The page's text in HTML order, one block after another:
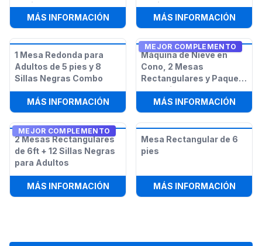
12 Sillas
MÁS INFORMACIÓN: PAQUETE MÁQUINA PARA
12 Sillas
MÁS INFORMACIÓN:
1 Mesa Redonda para
Adultos de 5 pies y 8
Sillas Negras Combo
MÁS INFORMACIÓN: 1 MESA REDONDA PARA
MEJOR COMPLEMENTO
Máquina de Nieve en
Cono, 2 Mesas
Rectangulares y Paquete
de 12 Sillas
MÁS INFORMACIÓN:
MEJOR COMPLEMENTO
2 Mesas Rectangulares
de 6ft + 12 Sillas Negras
para Adultos
MÁS INFORMACIÓN: 2 MESAS RECTANGULARES DE
Mesa Rectangular de 6
pies
MÁS INFORMACIÓN: